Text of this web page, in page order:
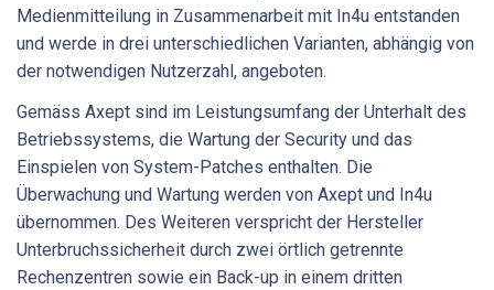
Medienmitteilung in Zusammenarbeit mit In4u entstanden
und werde in drei unterschiedlichen Varianten, abhängig von
der notwendigen Nutzerzahl, angeboten.
Gemäss Axept sind im Leistungsumfang der Unterhalt des
Betriebssystems, die Wartung der Security und das
Einspielen von System-Patches enthalten. Die
Überwachung und Wartung werden von Axept und In4u
übernommen. Des Weiteren verspricht der Hersteller
Unterbruchssicherheit durch zwei örtlich getrennte
Rechenzentren sowie ein Back-up in einem dritten